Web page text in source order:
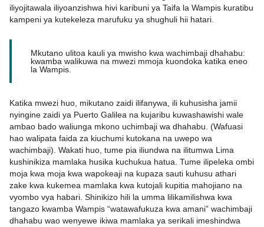
iliyojitawala iliyoanzishwa hivi karibuni ya Taifa la Wampis kuratibu
kampeni ya kutekeleza marufuku ya shughuli hii hatari.
Mkutano ulitoa kauli ya mwisho kwa wachimbaji dhahabu:
kwamba walikuwa na mwezi mmoja kuondoka katika eneo
la Wampis.
Katika mwezi huo, mikutano zaidi ilifanywa, ili kuhusisha jamii
nyingine zaidi ya Puerto Galilea na kujaribu kuwashawishi wale
ambao bado waliunga mkono uchimbaji wa dhahabu. (Wafuasi
hao walipata faida za kiuchumi kutokana na uwepo wa
wachimbaji). Wakati huo, tume pia iliundwa na ilitumwa Lima
kushinikiza mamlaka husika kuchukua hatua. Tume ilipeleka ombi
moja kwa moja kwa wapokeaji na kupaza sauti kuhusu athari
zake kwa kukemea mamlaka kwa kutojali kupitia mahojiano na
vyombo vya habari. Shinikizo hili la umma lilikamilishwa kwa
tangazo kwamba Wampis “watawafukuza kwa amani” wachimbaji
dhahabu wao wenyewe ikiwa mamlaka ya serikali imeshindwa